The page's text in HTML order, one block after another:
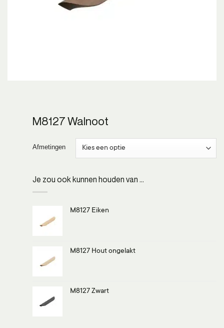
M8127 Walnoot
Afmetingen
Je zou ook kunnen houden van …
M8127 Eiken
M8127 Hout ongelakt
M8127 Zwart